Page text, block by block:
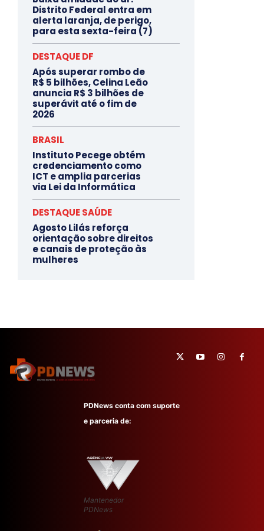
Distrito Federal entra em
alerta laranja, de perigo,
para esta sexta-feira (7)
DESTAQUE DF
Após superar rombo de
R$ 5 bilhões, Celina Leão
anuncia R$ 3 bilhões de
superávit até o fim de
2026
BRASIL
Instituto Pecege obtém
credenciamento como
ICT e amplia parcerias
via Lei da Informática
DESTAQUE SAÚDE
Agosto Lilás reforça
orientação sobre direitos
e canais de proteção às
mulheres
PDNews conta com suporte
e parceria de:
Mantenedor
PDNews